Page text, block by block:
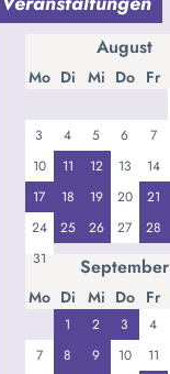
August
Mo Di Mi Do Fr
3
4 5 6 7
10
11 12 13 14
17
18 19 20 21
24
25 26 27 28
31
September
Mo Di Mi Do Fr
1 2 3 4
7
8 9 10 11